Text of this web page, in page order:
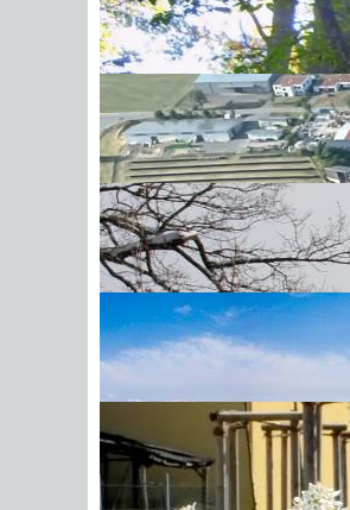
BIick vom Galgenberg auf
Hohenstadt
Sonnenschein am Morgen im
Mit diesem Kommentar
Ihr Name
Ihre E-Mail-Adresse*
Datenschutz­erklärung*
erklärung
Kopie an Absender